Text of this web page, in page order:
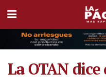
La OTAN